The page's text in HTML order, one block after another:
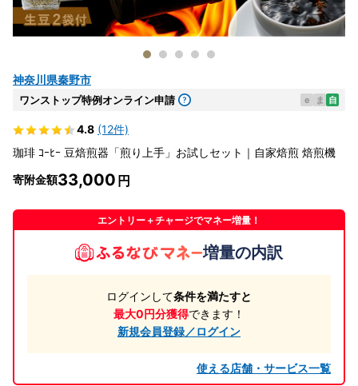
神奈川県秦野市
ワンストップ特例オンライン申請 e ま 自
4.8 (12件)
珈琲 ｺｰﾋｰ 豆焙煎器「煎り上手」お試しセット｜自家焙煎 焙煎機
寄附金額33,000
エントリー＋チャージでマネー増量！
増量の内訳
ログインして条件を満たすと
最大0円分獲得できます！
新規会員登録／ログイン
使える店舗・サービス一覧